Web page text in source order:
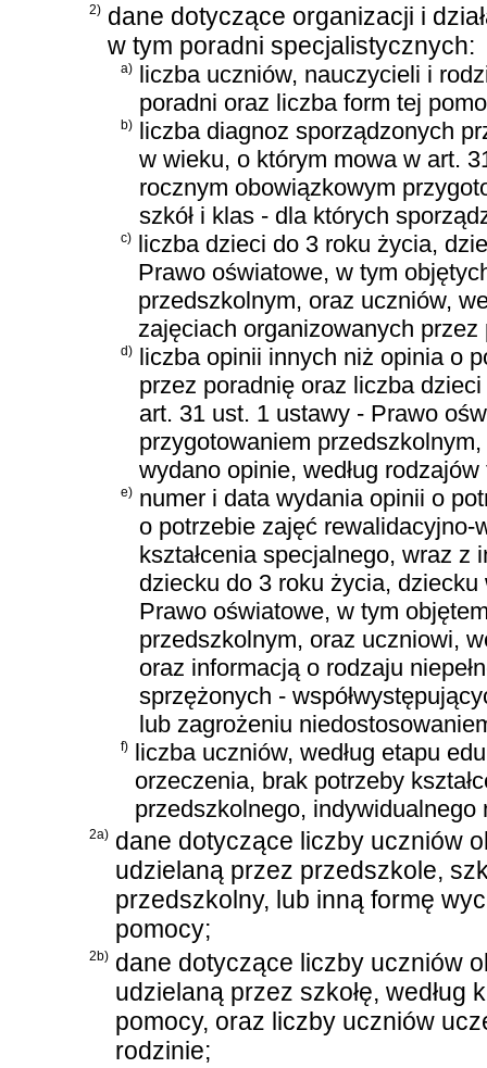
2) dane dotyczące organizacji i
w tym poradni specjalistycznych:
a) liczba uczniów, nauczycieli i
poradni oraz liczba form tej
b) liczba diagnoz sporządzonych
w wieku, o którym mowa w art.
rocznym obowiązkowym
szkół i klas - dla których
c) liczba dzieci do 3 roku życia,
Prawo oświatowe, w tym
przedszkolnym, oraz uczniów,
zajęciach organizowanych
d) liczba opinii innych niż opinia o
przez poradnię oraz liczba
art. 31 ust. 1 ustawy - Prawo
przygotowaniem
wydano opinie, według
e) numer i data wydania opinii o
o potrzebie zajęć
kształcenia specjalnego, wraz z
dziecku do 3 roku życia,
Prawo oświatowe, w tym
przedszkolnym, oraz uczniowi,
oraz informacją o rodzaju
sprzężonych -
lub zagrożeniu
f) liczba uczniów, według etapu
orzeczenia, brak potrzeby
przedszkolnego,
2a) dane dotyczące liczby uczniów
udzielaną przez przedszkole,
przedszkolny, lub inną formę
pomocy;
2b) dane dotyczące liczby uczniów
udzielaną przez szkołę,
pomocy, oraz liczby uczniów
rodzinie;